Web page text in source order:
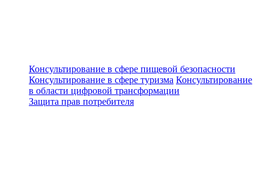
Консультирование в сфере пищевой безопасности
Консультирование в сфере туризма Консультирование
в области цифровой трансформации
Защита прав потребителя